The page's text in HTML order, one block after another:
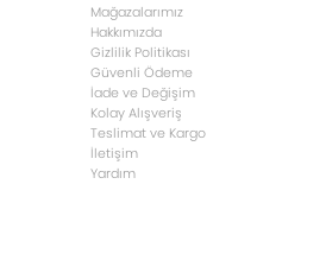
Mağazalarımız
Hakkımızda
Gizlilik Politikası
Güvenli Ödeme
İade ve Değişim
Kolay Alışveriş
Teslimat ve Kargo
İletişim
Yardım